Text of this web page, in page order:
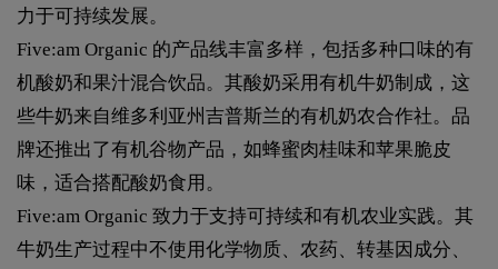
力于可持续发展。
Five:am Organic 的产品线丰富多样，包括多种口味的有
机酸奶和果汁混合饮品。其酸奶采用有机牛奶制成，这
些牛奶来自维多利亚州吉普斯兰的有机奶农合作社。品
牌还推出了有机谷物产品，如蜂蜜肉桂味和苹果脆皮
味，适合搭配酸奶食用。
Five:am Organic 致力于支持可持续和有机农业实践。其
牛奶生产过程中不使用化学物质、农药、转基因成分、